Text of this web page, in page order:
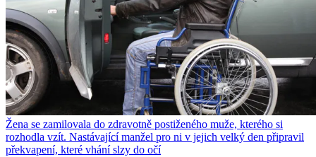
Žena se zamilovala do zdravotně postiženého muže, kterého si
rozhodla vzít. Nastávající manžel pro ni v jejich velký den připravil
překvapení, které vhání slzy do očí